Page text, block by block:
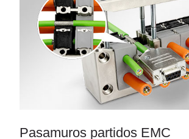
Pasamuros partidos EMC